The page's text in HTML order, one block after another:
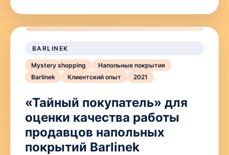
BARLINEK
Mystery shopping
Напольные покрытия
Barlinek
Клиентский опыт 2021
«Тайный покупатель» для
оценки качества работы
продавцов напольных
покрытий Barlinek